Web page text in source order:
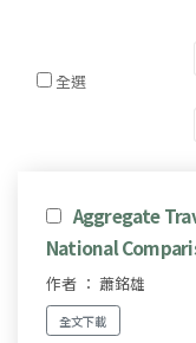
全選
Aggregate
National
作者 ： 蕭銘雄
全文下載